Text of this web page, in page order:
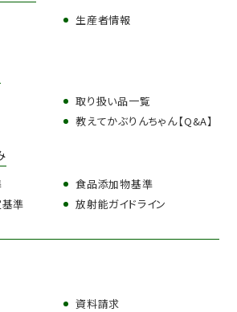
生産者情報
取り扱い品一覧
教えてかぶりんちゃん【Q&A】
準
食品添加物基準
放射能ガイドライン
資料請求